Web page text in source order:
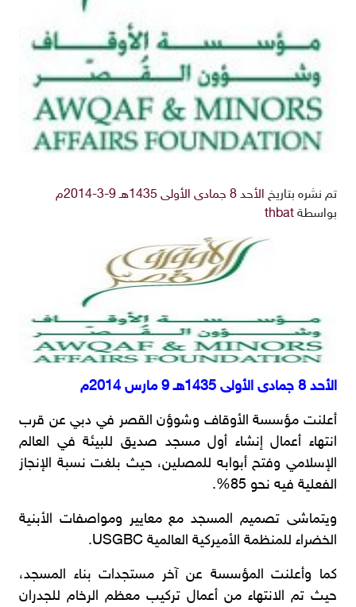
تم نشره بتاريخ الأحد 8 جمادى الأولى 1435هـ 9-3-2014م
بواسطة thbat
الأحد 8 جمادى الأولى 1435هـ 9 مارس 2014م
أعلنت مؤسسة الأوقاف وشوؤن القصر في دبي عن قرب
انتهاء أعمال إنشاء أول مسجد صديق للبيئة في العالم
الإسلامي وفتح أبوابه للمصلين، حيث بلغت نسبة الإنجاز
الفعلية فيه نحو 85%.
ويتماشى تصميم المسجد مع معايير ومواصفات الأبنية
الخضراء للمنظمة الأميركية العالمية USGBC.
كما وأعلنت المؤسسة عن آخر مستجدات بناء المسجد،
حيث تم الانتهاء من أعمال تركيب معظم الرخام للجدران